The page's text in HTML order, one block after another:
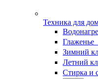
Техника для
Глаженье
Зимний
Летний
Стирка и